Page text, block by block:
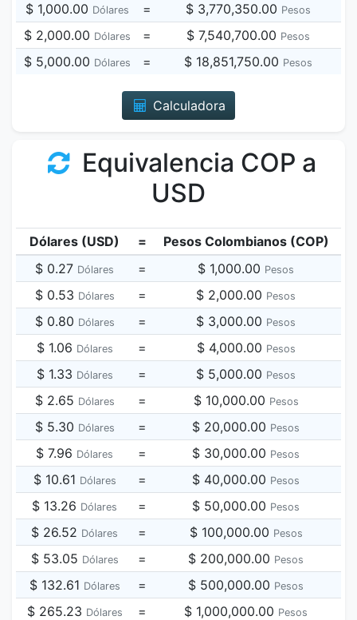
$ 1,000.00 Dólares = $ 3,770,350.00 Pesos
$ 2,000.00 Dólares = $ 7,540,700.00 Pesos
$ 5,000.00 Dólares = $ 18,851,750.00 Pesos
Calculadora
Equivalencia COP a
USD
Dólares (USD) =
Pesos Colombianos (COP)
$ 0.27 Dólares = $ 1,000.00 Pesos
$ 0.53 Dólares = $ 2,000.00 Pesos
$ 0.80 Dólares = $ 3,000.00 Pesos
$ 1.06 Dólares = $ 4,000.00 Pesos
$ 1.33 Dólares = $ 5,000.00 Pesos
$ 2.65 Dólares = $ 10,000.00 Pesos
$ 5.30 Dólares = $ 20,000.00 Pesos
$ 7.96 Dólares = $ 30,000.00 Pesos
$ 10.61 Dólares = $ 40,000.00 Pesos
$ 13.26 Dólares = $ 50,000.00 Pesos
$ 26.52 Dólares = $ 100,000.00 Pesos
$ 53.05 Dólares = $ 200,000.00 Pesos
$ 132.61 Dólares = $ 500,000.00 Pesos
$ 265.23 Dólares = $ 1,000,000.00 Pesos